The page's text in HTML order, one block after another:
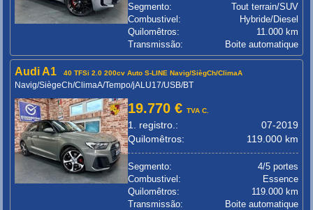
Segmento:
Tout terrain/SUV
Combustivel:
Hybride/Diesel
Quilomêtros:
11.000 km
Transmissão:
Boite automatique
Audi A1 40 TFSi 2.0 200cv Auto S-LINE Navig/SiègCh/ClimaA
Navig/SiègeCh/ClimaA/Tempo/jALU17/USB/BT
19.770 €TVA C.
1. registro.:
07-2019
Quilomêtros:
119.000 km
Segmento:
4/5 portes
Combustivel:
Essence
Quilomêtros:
119.000 km
Transmissão:
Boite automatique